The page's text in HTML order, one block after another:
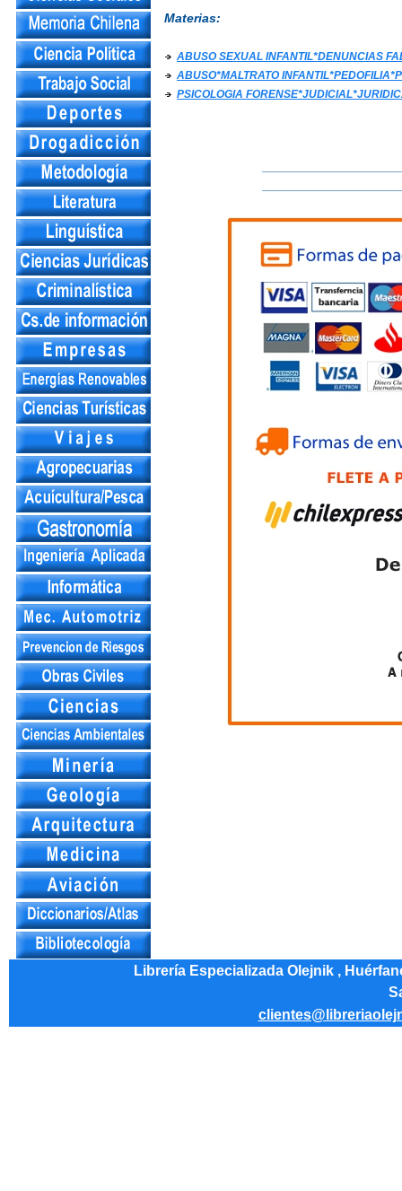
Materias:
ABUSO SEXUAL INFANTIL*DENUNCIAS
ABUSO*MALTRATO
PSICOLOGIA
Librería Especializada Olejnik ,